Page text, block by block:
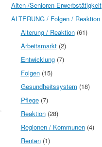
Alten-/Senioren-Erwerbstätigkeit
ALTERUNG / Folgen / Reaktion
Alterung / Reaktion(61)
Arbeitsmarkt(2)
Entwicklung(7)
Folgen(15)
Gesundheitssystem (18)
Pflege(7)
Reaktion(28)
Regionen / Kommunen(4)
Renten(1)